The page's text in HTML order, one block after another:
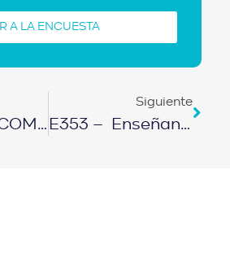
IR A LA ENCUESTA
E351 – NO COMPRES CARRO EN 2022: Podría Ser Tu Peor Error Financiero
Siguiente
E353 – Enseñando A Taxista A Descubrir Su Adicción: Trabaja 16 Horas Al Día￼